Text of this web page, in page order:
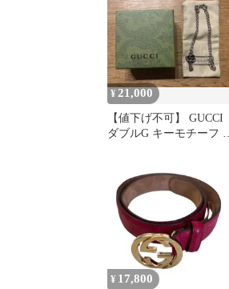
¥ 21,000
【値下げ不可】 GUCCI
ダブルG キーモチーフ ネ
¥ 17,800